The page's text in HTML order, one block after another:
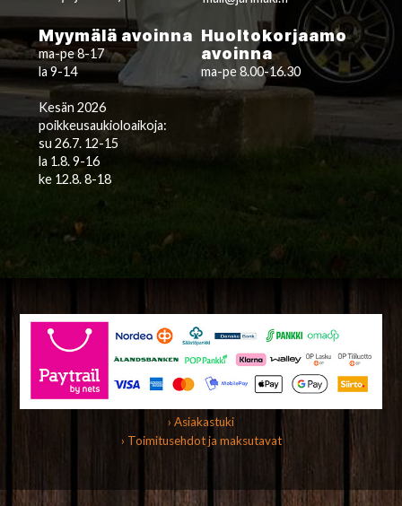
Myymälä avoinna
ma-pe 8-17
la 9-14
Kesän 2026
poikkeusaukioloaikoja:
su 26.7. 12-15
la 1.8. 9-16
ke 12.8. 8-18
Huoltokorjaamo
avoinna
ma-pe 8.00-16.30
› Asiakastuki
› Toimitusehdot ja maksutavat